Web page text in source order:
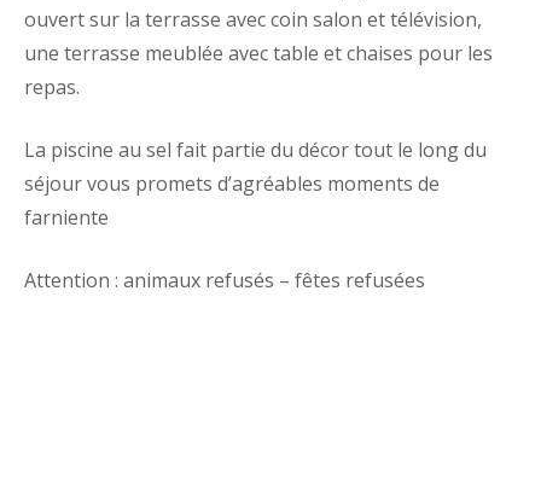
ouvert sur la terrasse avec coin salon et télévision,
une terrasse meublée avec table et chaises pour les
repas.
La piscine au sel fait partie du décor tout le long du
séjour vous promets d’agréables moments de
farniente
Attention : animaux refusés – fêtes refusées